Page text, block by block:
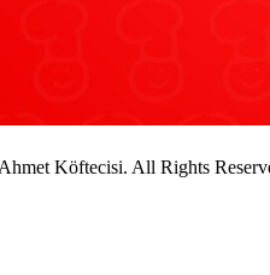
Köftecisi. All Rights